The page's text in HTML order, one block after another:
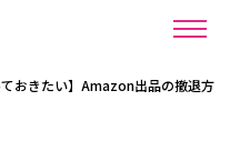
ておきたい】Amazon出品の撤退方